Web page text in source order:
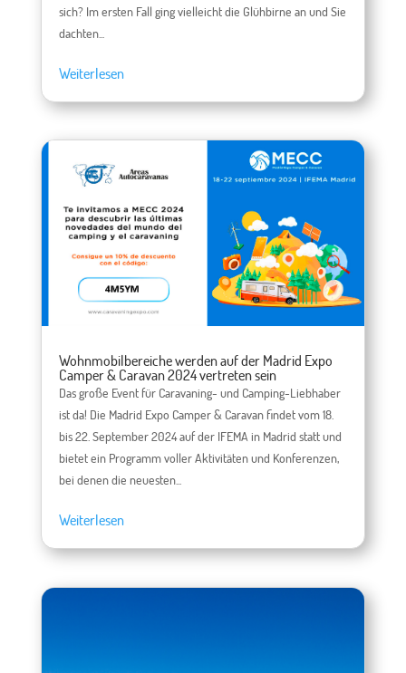
sich? Im ersten Fall ging vielleicht die Glühbirne an und Sie
dachten...
Weiterlesen
Wohnmobilbereiche werden auf der Madrid Expo
Camper & Caravan 2024 vertreten sein
Das große Event für Caravaning- und Camping-Liebhaber
ist da! Die Madrid Expo Camper & Caravan findet vom 18.
bis 22. September 2024 auf der IFEMA in Madrid statt und
bietet ein Programm voller Aktivitäten und Konferenzen,
bei denen die neuesten...
Weiterlesen